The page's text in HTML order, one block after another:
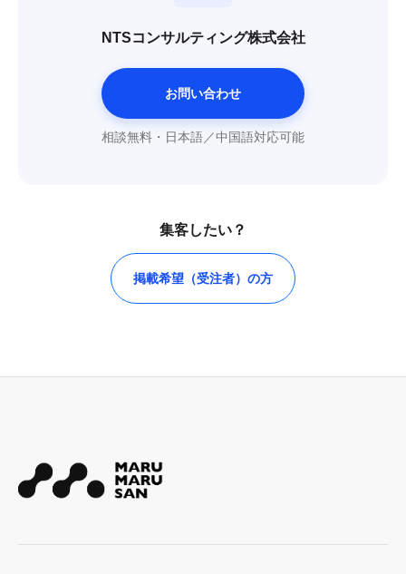
NTSコンサルティング株式会社
お問い合わせ
相談無料・日本語／中国語対応可能
集客したい？
掲載希望（受注者）の方